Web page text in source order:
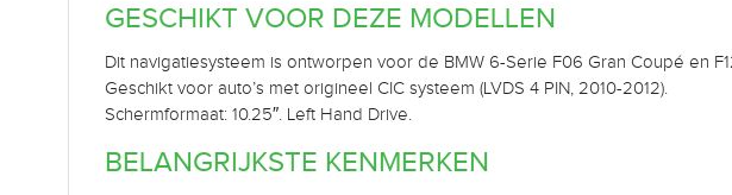
GESCHIKT VOOR DEZE MODELLEN
Dit navigatiesysteem is ontworpen voor de BMW 6-Serie F06 Gran Coupé en
Geschikt voor auto’s met origineel CIC systeem (LVDS 4 PIN, 2010-2012).
Schermformaat: 10.25″. Left Hand Drive.
BELANGRIJKSTE KENMERKEN